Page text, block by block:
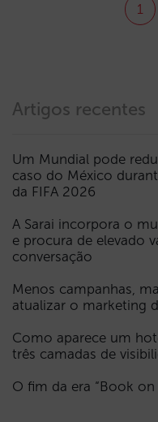
1
Artigos recentes
Um Mundial pode
caso do México
da FIFA 2026
A Sarai incorpora o
e procura de elevado
conversação
Menos campanhas,
atualizar o marketing
Como aparece um
três camadas de
O fim da era “Book on